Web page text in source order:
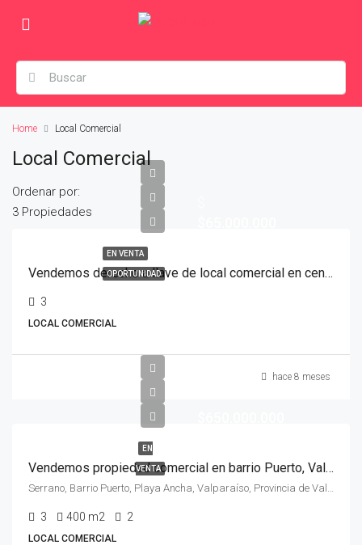
Home Local Comercial
Local Comercial
3 Propiedades
Ordenar por:
EN VENTA
OPORTUNIDAD Vendemos derecho a llave de local comercial en centro de Valparaíso
3
LOCAL COMERCIAL
hace 8 meses
EN
VENTA Vendemos propiedad comercial en barrio Puerto, Valparaíso
Serrano, Barrio Puerto, Playa Ancha, Valparaíso, Provincia de Valparaíso, Región de Valparaíso, 2390418, Chile
3 400 m2 2
LOCAL COMERCIAL